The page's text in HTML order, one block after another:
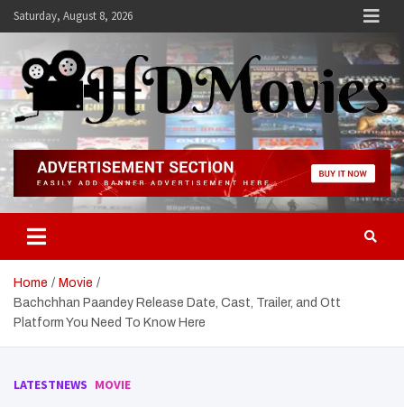
SkipSaturday, August 8, 2026
Hdmovies
Home
Movie
Bachchhan Paandey Release Date, Cast, Trailer, and Ott
Platform You Need To Know Here
LATESTNEWS MOVIE